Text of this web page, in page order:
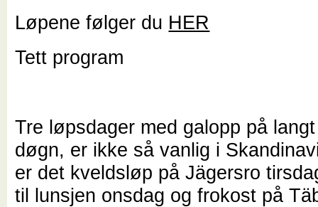
Løpene følger du HER
Tett program
Tre løpsdager med galopp på
døgn, er ikke så vanlig i
er det kveldsløp på Jägersro
til lunsjen onsdag og frokost på